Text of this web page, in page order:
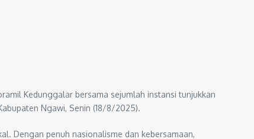
Kedunggalar bersama sejumlah instansi tunjukkan
Ngawi, Senin (18/8/2025).
Dengan penuh nasionalisme dan kebersamaan,